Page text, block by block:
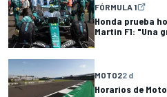
FÓRMULA 1
Honda prueba
Martin F1: "Una
MOTO22 d
Horarios de